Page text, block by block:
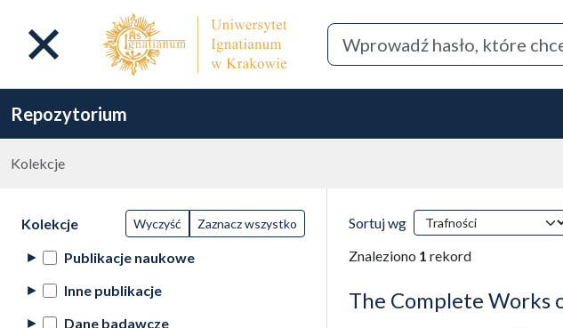
Repozytorium
Kolekcje
Lista wyników wyszukiwania
Filtry wyszukiwania (automatyczne
Akcje na kolekcjach
Kolekcje(automatyczne przeładowanie treści)
Wyczyść Zaznacz wszystko
Publikacje naukowe
Inne publikacje
Dane badawcze
Wyniki
Sortuj wg
(automatyczne przeładowanie
Znaleziono 1 rekord
The Complete Works